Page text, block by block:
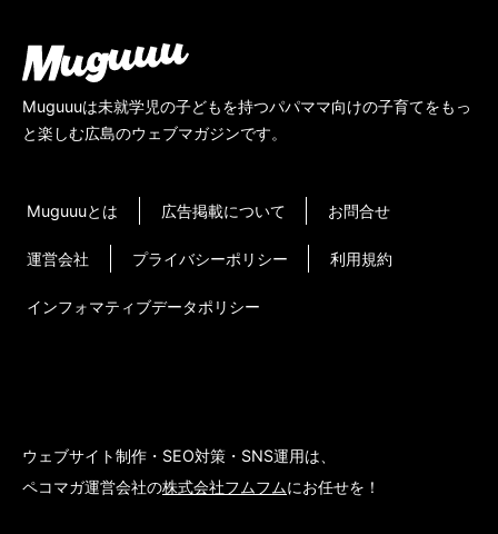
Muguuuは未就学児の子どもを持つパパママ向けの子育てをもっ
と楽しむ広島のウェブマガジンです。
Muguuuとは 広告掲載について お問合せ
運営会社 プライバシーポリシー 利用規約
インフォマティブデータポリシー
ウェブサイト制作・SEO対策・SNS運用は、
ペコマガ運営会社の株式会社フムフムにお任せを！